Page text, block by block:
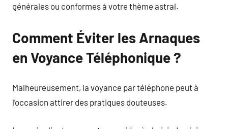
générales ou conformes à votre thème astral.
Comment Éviter les Arnaques
en Voyance Téléphonique ?
Malheureusement, la voyance par téléphone peut à
l’occasion attirer des pratiques douteuses.